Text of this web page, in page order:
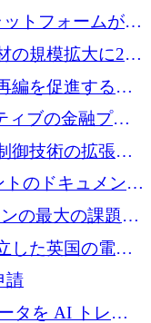
を調達
トフォームが
し、Whering が
の規模拡大に240
編を促進するた
ィブの金融プラ
400 万ユーロ
御技術の拡張に
トのドキュメント
めに 47 万ユー
の最大の課題の
か
した英国の電池
465 万ポンドを
請
タを AI トレー